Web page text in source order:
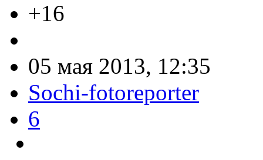
+16
05 мая 2013, 12:35
Sochi-fotoreporter
6